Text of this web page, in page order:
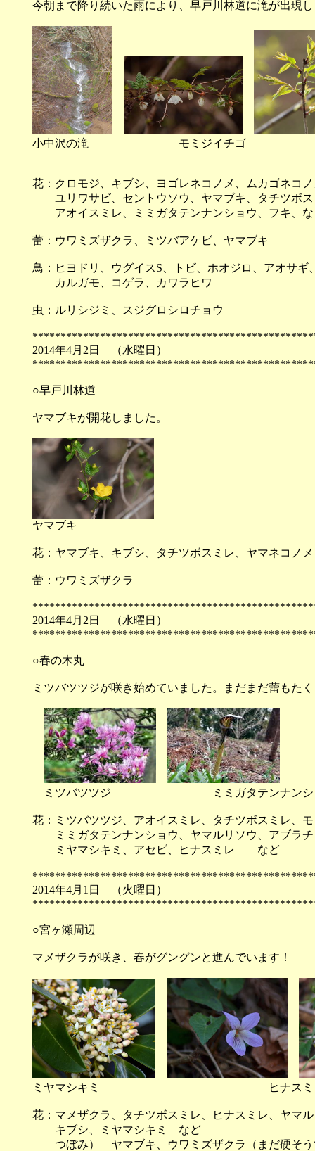
今朝まで降り続いた雨により、早戸川林道に滝が出現
小中沢の滝 モミジイチゴ ウワ
花：クロモジ、キブシ、ヨゴレネコノメ、ムカゴネコ
ユリワサビ、セントウソウ、ヤマブキ、タチツボス
アオイスミレ、ミミガタテンナンショウ、フキ、な
蕾：ウワミズザクラ、ミツバアケビ、ヤマブキ
鳥：ヒヨドリ、ウグイスS、トビ、ホオジロ、アオサ
カルガモ、コゲラ、カワラヒワ
虫：ルリシジミ、スジグロシロチョウ
2014年4月2日 （水
○早戸川林道
ヤマブキが開花しました。
ヤマブキ
花：ヤマブキ、キブシ、タチツボスミレ、ヤマネコノ
蕾：ウワミズザクラ
2014年4月2日 （水
○春の木丸
ミツバツツジが咲き始めていました。まだまだ蕾もた
ミツバツツジ ミミガタテンナンシ
花：ミツバツツジ、アオイスミレ、タチツボスミレ、
ミミガタテンナンショウ、ヤマルリソウ、アブラチ
ミヤマシキミ、アセビ、ヒナスミレ など
2014年4月1日 （火
○宮ヶ瀬周辺
マメザクラが咲き、春がグングンと進んでいます！
ミヤマシキミ ヒナスミ
花：マメザクラ、タチツボスミレ、ヒナスミレ、ヤマ
キブシ、ミヤマシキミ など
つぼみ） ヤマブキ、ウワミズザクラ（まだ硬そう